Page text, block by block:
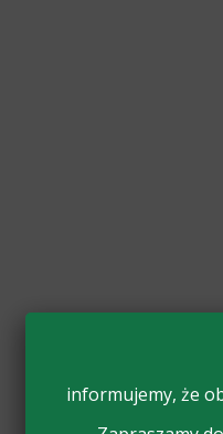
informujemy, że